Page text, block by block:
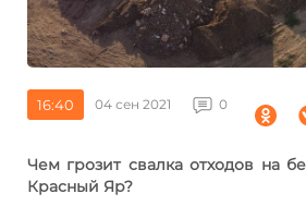
16:40 04 сен 2021 0
Чем грозит свалка отходов на
Красный Яр?